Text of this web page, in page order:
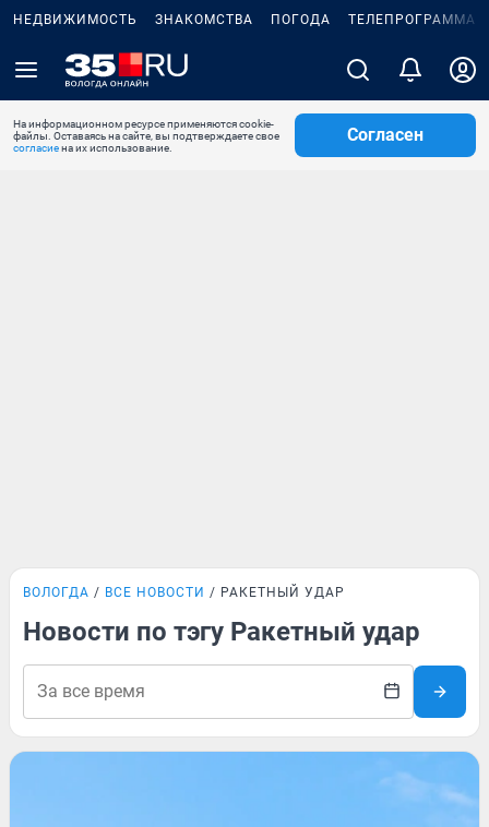
НЕДВИЖИМОСТЬ ЗНАКОМСТВА ПОГОДА ТЕЛЕПРОГРАММА
На информационном ресурсе применяются cookie-
файлы. Оставаясь на сайте, вы подтверждаете свое
согласиена их использование.
Согласен
ВОЛОГДА ВСЕ НОВОСТИ РАКЕТНЫЙ УДАР
Новости по тэгу Ракетный удар